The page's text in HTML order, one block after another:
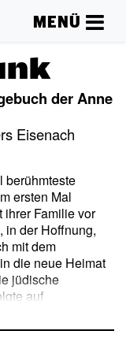
MENÜ
der Anne
Eisenach
berühmteste
ersten Mal
ihrer Familie vor
in der Hoffnung,
mit dem
die neue Heimat
jüdische
auf
mehr
gestaltet
eine Sendung,